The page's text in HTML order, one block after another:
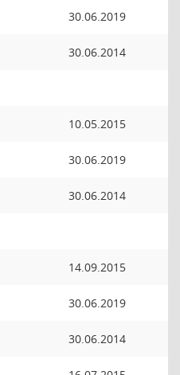
30.06.2019
30.06.2014
10.05.2015
30.06.2019
30.06.2014
14.09.2015
30.06.2019
30.06.2014